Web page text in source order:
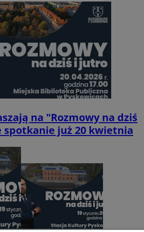
na "Rozmowy na dziś
już 20 kwietnia